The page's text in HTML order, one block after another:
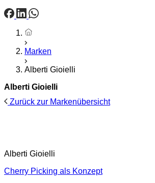
Startseite
Marken
Alberti Gioielli
Alberti Gioielli
Zurück zur Markenübersicht
Alberti Gioielli
Cherry Picking als Konzept